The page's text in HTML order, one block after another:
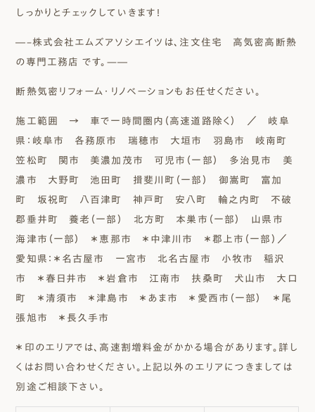
しっかりとチェックしていきます！
―–株式会社エムズアソシエイツは、注文住宅 高気密高断熱
の専門工務店 です。—―
断熱気密リフォーム・リノベーションもお任せください。
施工範囲 → 車で一時間圏内（高速道路除く）
／ 岐阜
県：岐阜市 各務原市 瑞穂市 大垣市 羽島市 岐南町
笠松町 関市 美濃加茂市 可児市（一部） 多治見市 美
濃市 大野町 池田町 揖斐川町（一部） 御嵩町 富加
町 坂祝町 八百津町 神戸町 安八町 輪之内町 不破
郡垂井町 養老（一部） 北方町 本巣市（一部） 山県市
海津市（一部） ＊恵那市 ＊中津川市 ＊郡上市（一部）／
愛知県：＊名古屋市 一宮市 北名古屋市 小牧市 稲沢
市 ＊春日井市 ＊岩倉市 江南市 扶桑町 犬山市 大口
町 ＊清須市 ＊津島市 ＊あま市 ＊愛西市（一部） ＊尾
張旭市 ＊長久手市
＊印のエリアでは、高速割増料金がかかる場合があります。詳し
くはお問い合わせください。上記以外のエリアにつきましては
別途ご相談下さい。